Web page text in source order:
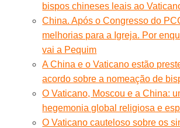
bispos chineses leais ao
China. Após o Congresso do
melhorias para a Igreja. Por
vai a Pequim
A China e o Vaticano estão
acordo sobre a nomeação de
O Vaticano, Moscou e a China:
hegemonia global religiosa e
O Vaticano cauteloso sobre os